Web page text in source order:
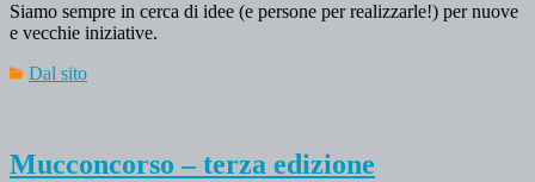
Siamo sempre in cerca di idee (e persone per realizzarle!) per nuove
e vecchie iniziative.
Dal sito
Mucconcorso – terza edizione